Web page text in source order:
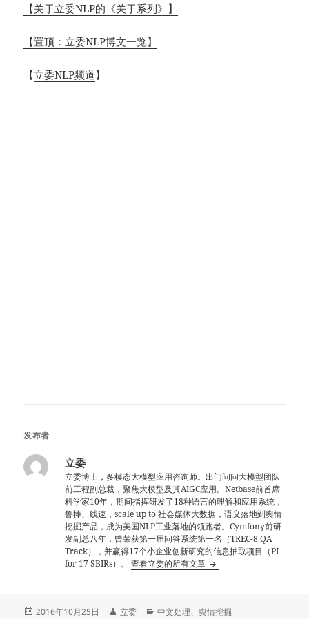
【关于立委NLP的《关于系列》】
【置顶：立委NLP博文一览】
【立委NLP频道】
发布者
立委
立委博士，多模态大模型应用咨询师。出门问问大模型团队
前工程副总裁，聚焦大模型及其AIGC应用。Netbase前首席
科学家10年，期间指挥研发了18种语言的理解和应用系统，
鲁棒、线速，scale up to 社会媒体大数据，语义落地到舆情
挖掘产品，成为美国NLP工业落地的领跑者。Cymfony前研
发副总八年，曾荣获第一届问答系统第一名（TREC-8 QA
Track），并赢得17个小企业创新研究的信息抽取项目（PI
for 17 SBIRs）。查看立委的所有文章
发
2016年10月25日
作
立委
分
中文处理、 舆情挖掘